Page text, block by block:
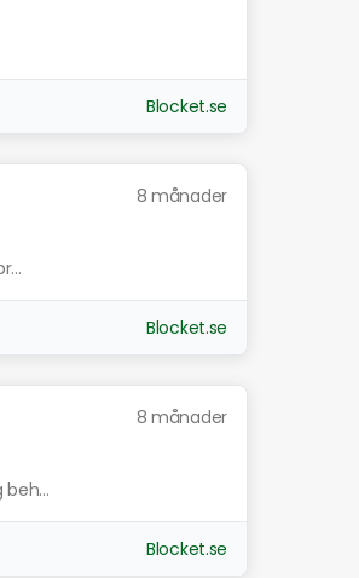
Blocket.se
8 månader
Blocket.se
8 månader
Blocket.se